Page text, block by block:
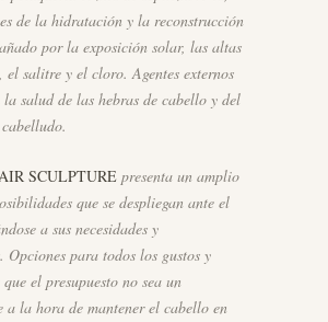
de la hidratación y la reconstrucción
por la exposición solar, las altas
el salitre y el cloro. Agentes externos
salud de las hebras de cabello y del
SCULPTURE presenta un amplio
que se despliegan ante el
a sus necesidades y
Opciones para todos los gustos y
el presupuesto no sea un
a la hora de mantener el cabello en